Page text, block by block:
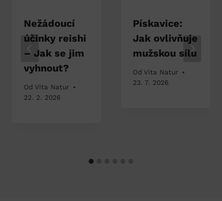
Nežádoucí
účinky reishi
– Jak se jim
vyhnout?
Od Vita Natur
22. 2. 2026
Pískavice:
Jak ovlivňuje
mužskou sílu
Od Vita Natur
23. 7. 2026